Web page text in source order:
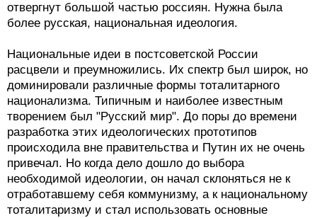
отвергнут большой частью россиян. Нужна была
более русская, национальная идеология.
Национальные идеи в постсоветской России
расцвели и преумножились. Их спектр был широк, но
доминировали различные формы тоталитарного
национализма. Типичным и наиболее известным
творением был "Русский мир". До поры до времени
разработка этих идеологических прототипов
происходила вне правительства и Путин их не очень
привечал. Но когда дело дошло до выбора
необходимой идеологии, он начал склоняться не к
отработавшему себя коммунизму, а к национальному
тоталитаризму и стал использовать основные